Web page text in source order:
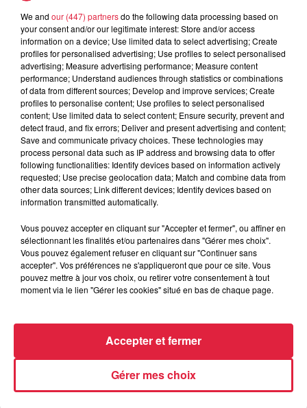
5 août 2026
Europa-Park : des précisons sur
l’après Euro-Mir
Dans la même série
Le Mix de Nono #167
Le Mix de Nono #166
Le Mix de Nono #165
We and our (447) partnersdo the following data processing based on
your consent and/or our legitimate interest: Store and/or access
information on a device; Use limited data to select advertising; Create
profiles for personalised advertising; Use profiles to select personalised
advertising; Measure advertising performance; Measure content
performance; Understand audiences through statistics or combinations
of data from different sources; Develop and improve services; Create
profiles to personalise content; Use profiles to select personalised
content; Use limited data to select content; Ensure security, prevent and
detect fraud, and fix errors; Deliver and present advertising and content;
Save and communicate privacy choices. These technologies may
process personal data such as IP address and browsing data to offer
following functionalities: Identify devices based on information actively
requested; Use precise geolocation data; Match and combine data from
other data sources; Link different devices; Identify devices based on
information transmitted automatically.
Vous pouvez accepter en cliquant sur "Accepter et fermer", ou affiner en
sélectionnant les finalités et/ou partenaires dans "Gérer mes choix".
Vous pouvez également refuser en cliquant sur "Continuer sans
accepter". Vos préférences ne s'appliqueront que pour ce site. Vous
pouvez mettre à jour vos choix, ou retirer votre consentement à tout
moment via le lien "Gérer les cookies" situé en bas de chaque page.
Gérer mes choix
Accepter et fermer